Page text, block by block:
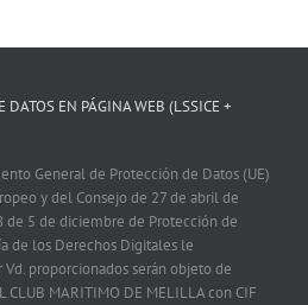
DATOS EN PÁGINA WEB (LSSICE +
General de Protección de Datos (UE)
y del Consejo de 27 de abril de
5 de diciembre de Protección de
de los Derechos Digitales le
proporcionados serán objeto de
MARITIMO DE MELILLA con CIF